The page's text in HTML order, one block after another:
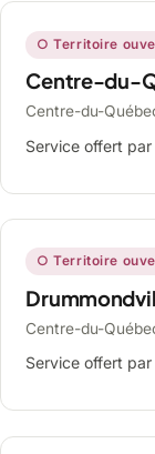
○ Territoire
Centre-du-
Centre-du-
Service offert
○ Territoire
Centre-du-
Service offert